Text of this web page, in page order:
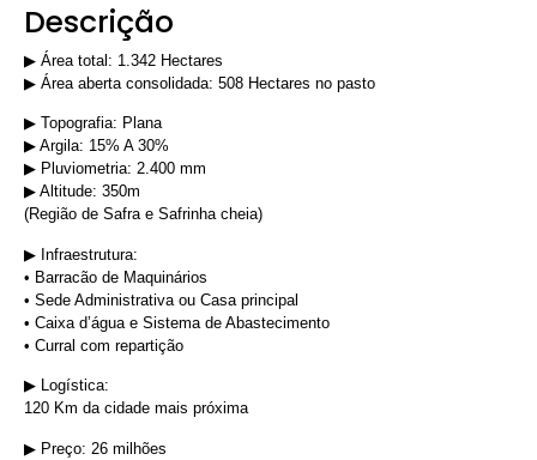
Descrição
▶︎ Área total: 1.342 Hectares
▶︎ Área aberta consolidada: 508 Hectares no pasto
▶︎ Topografia: Plana
▶︎ Argila: 15% A 30%
▶︎ Pluviometria: 2.400 mm
▶︎ Altitude: 350m
(Região de Safra e Safrinha cheia)
▶︎ Infraestrutura:
• Barracão de Maquinários
• Sede Administrativa ou Casa principal
• Caixa d’água e Sistema de Abastecimento
• Curral com repartição
▶︎ Logística:
120 Km da cidade mais próxima
▶︎ Preço: 26 milhões